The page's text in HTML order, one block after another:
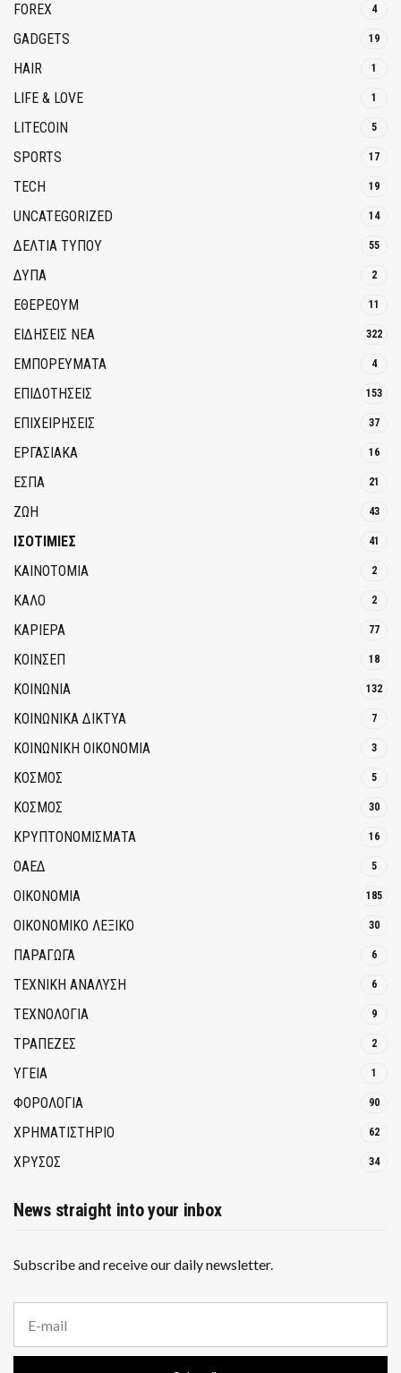
FOREX 4
GADGETS 19
HAIR 1
LIFE & LOVE 1
LITECOIN 5
SPORTS 17
TECH 19
UNCATEGORIZED 14
ΔΕΛΤΙΑ ΤΥΠΟΥ 55
ΔΥΠΑ 2
ΕΘΈΡΕΟΥΜ 11
ΕΙΔΗΣΕΙΣ ΝΕΑ 322
ΕΜΠΟΡΕΥΜΑΤΑ 4
ΕΠΙΔΟΤΗΣΕΙΣ 153
ΕΠΙΧΕΙΡΗΣΕΙΣ 37
ΕΡΓΑΣΙΑΚΑ 16
ΕΣΠΑ 21
ΖΩΗ 43
ΙΣΟΤΙΜΙΕΣ 41
ΚΑΙΝΟΤΟΜΊΑ 2
ΚΑΛΟ 2
ΚΑΡΙΕΡΑ 77
ΚΟΙΝΣΕΠ 18
ΚΟΙΝΩΝΙΑ 132
ΚΟΙΝΩΝΙΚΆ ΔΊΚΤΥΑ 7
ΚΟΙΝΩΝΙΚΉ ΟΙΚΟΝΟΜΊΑ 3
ΚΟΣΜΟΣ 5
ΚΟΣΜΟΣ 30
ΚΡΥΠΤΟΝΟΜΊΣΜΑΤΑ 16
ΟΑΕΔ 5
ΟΙΚΟΝΟΜΙΑ 185
ΟΙΚΟΝΟΜΙΚΟ ΛΕΞΙΚΟ 30
ΠΑΡΑΓΩΓΑ 6
ΤΕΧΝΙΚΗ ΑΝΑΛΥΣΗ 6
ΤΕΧΝΟΛΟΓΙΑ 9
ΤΡΆΠΕΖΕΣ 2
ΥΓΕΙΑ 1
ΦΟΡΟΛΟΓΙΑ 90
ΧΡΗΜΑΤΙΣΤΗΡΙΟ 62
ΧΡΥΣΟΣ 34
News straight into your inbox
Subscribe and receive our daily newsletter.
a
i